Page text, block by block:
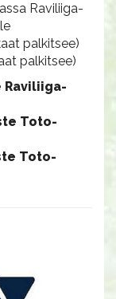
Raviliiga-
palkitsee)
palkitsee)
Toto-
Toto-